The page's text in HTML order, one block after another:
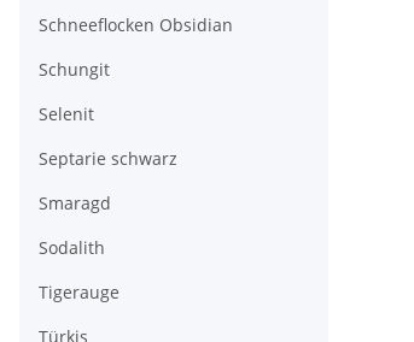
Schneeflocken Obsidian
Schungit
Selenit
Septarie schwarz
Smaragd
Sodalith
Tigerauge
Türkis